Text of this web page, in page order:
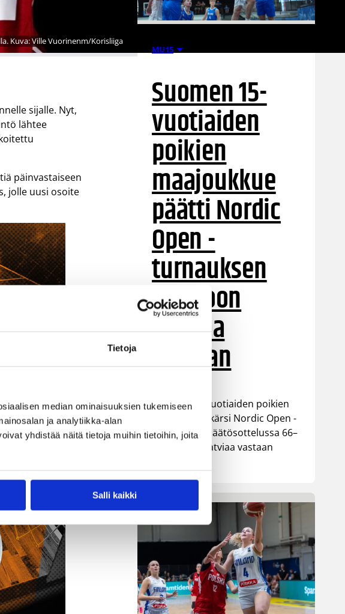
Tietoja
median ominaisuuksien tukemiseen
ja analytiikka-alan
yhdistää näitä tietoja muihin tietoihin, joita
Salli kaikki
Kuva: Ville Vuorinenm/Korisliiga
sijalle. Nyt,
lähtee
päinvastaiseen
jolle uusi osoite
MU15
Suomen 15-
vuotiaiden
poikien
maajoukkue
päätti Nordic
Open -
turnauksen
tappioon
Latviaa
vastaan
Suomen 15-vuotiaiden poikien
maajoukkue kärsi Nordic Open -
turnauksen päätösottelussa 66–
74-tappion Latviaa vastaan